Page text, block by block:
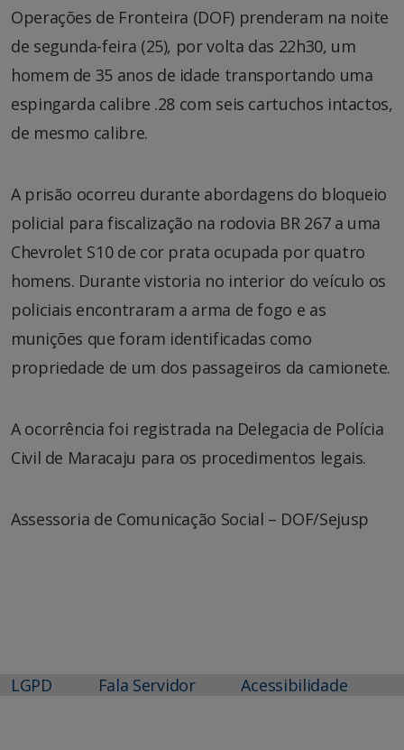
Operações de Fronteira (DOF) prenderam na noite
de segunda-feira (25), por volta das 22h30, um
homem de 35 anos de idade transportando uma
espingarda calibre .28 com seis cartuchos intactos,
de mesmo calibre.
A prisão ocorreu durante abordagens do bloqueio
policial para fiscalização na rodovia BR 267 a uma
Chevrolet S10 de cor prata ocupada por quatro
homens. Durante vistoria no interior do veículo os
policiais encontraram a arma de fogo e as
munições que foram identificadas como
propriedade de um dos passageiros da camionete.
A ocorrência foi registrada na Delegacia de Polícia
Civil de Maracaju para os procedimentos legais.
Assessoria de Comunicação Social – DOF/Sejusp
LGPD Fala Servidor Acessibilidade